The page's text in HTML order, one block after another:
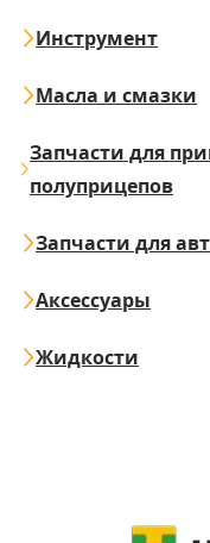
Инструмент
Масла и смазки
Запчасти для
полуприцепов
Запчасти для
Аксессуары
Жидкости